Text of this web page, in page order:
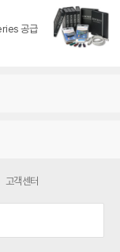
공급
고객센터